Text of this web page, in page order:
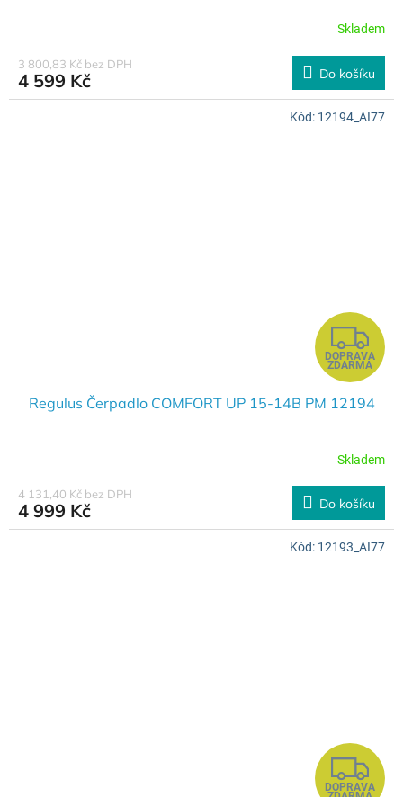
R
M
A
Skladem
3 800,83 Kč bez DPH
4 599 Kč Do košíku
Z
D
A
R
M
A
DOPRAVA
ZDARMA
Regulus Čerpadlo COMFORT UP 15-14B PM 12194
Skladem
4 131,40 Kč bez DPH
4 999 Kč Do košíku
Kód: 12194_AI77
Z
DOPRAVA
Kód: 12193_AI77